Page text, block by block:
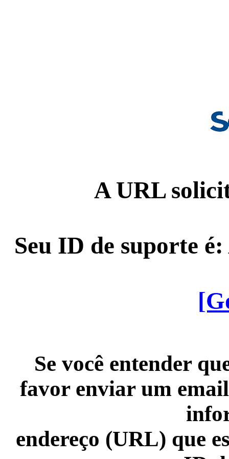
A URL
Seu ID de suporte
Se você entender
favor enviar um
endereço (URL) que